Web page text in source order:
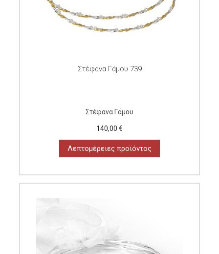
Στέφανα Γάμου 739
Στέφανα Γάμου
140,00 €
Λεπτομέρειες προϊόντος